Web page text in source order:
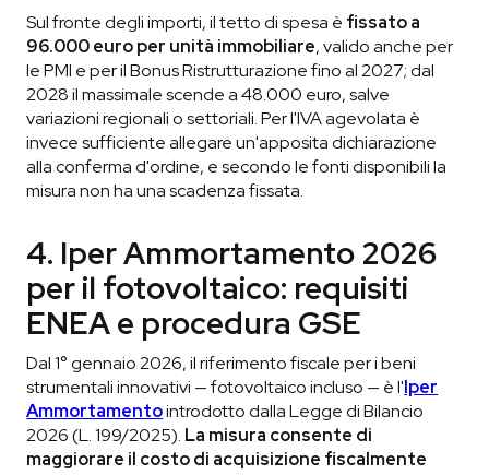
Sul fronte degli importi, il tetto di spesa è fissato a
96.000 euro per unità immobiliare, valido anche per
le PMI e per il Bonus Ristrutturazione fino al 2027; dal
2028 il massimale scende a 48.000 euro, salve
variazioni regionali o settoriali. Per l'IVA agevolata è
invece sufficiente allegare un'apposita dichiarazione
alla conferma d'ordine, e secondo le fonti disponibili la
misura non ha una scadenza fissata.
4. Iper Ammortamento 2026
per il fotovoltaico: requisiti
ENEA e procedura GSE
Dal 1° gennaio 2026, il riferimento fiscale per i beni
strumentali innovativi — fotovoltaico incluso — è l'Iper
Ammortamentointrodotto dalla Legge di Bilancio
2026 (L. 199/2025). La misura consente di
maggiorare il costo di acquisizione fiscalmente